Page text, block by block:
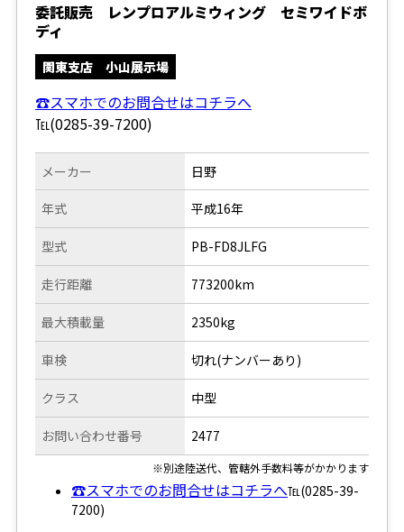
委託販売 レンプロアルミウィング セミワイドボ
ディ
関東支店 小山展示場
☎スマホでのお問合せはコチラへ
℡(0285-39-7200)
メーカー
年式
型式
走行距離
日野
平成16年
PB-FD8JLFG
773200km
最大積載量
車検
クラス
お問い合わせ番号
2350kg
切れ(ナンバーあり)
中型
2477
※別途陸送代、管轄外手数料等がかかります
☎スマホでのお問合せはコチラへ℡(0285-39-
7200)